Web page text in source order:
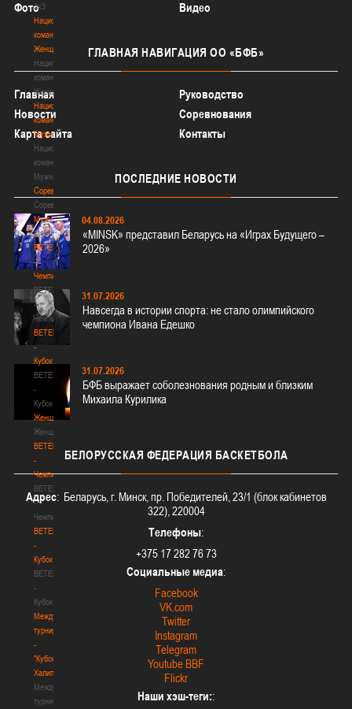
3х3
Национальная
команда.
Женщины
Национальная
команда.
Женщины
Национальная
команда.
Мужчины
Национальная
команда.
Мужчины
Соревнования
Соревнования
Мужчины
Мужчины
BETERA
-
Чемпионат
BETERA
-
Чемпионат
BETERA
-
Кубок
BETERA
-
Кубок
Женщины
Женщины
BETERA
-
Чемпионат
BETERA
-
Чемпионат
BETERA
-
Кубок
BETERA
-
Кубок
Международный
турнир
-
"Кубок
Халипского"
Международный
турнир
Фото Видео
ГЛАВНАЯ НАВИГАЦИЯ ОО «БФБ»
Главная
Руководство
Новости
Соревнования
Карта сайта
Контакты
ПОСЛЕДНИЕ НОВОСТИ
04.08.2026
«MINSK» представил Беларусь на «Играх Будущего –
2026»
31.07.2026
Навсегда в истории спорта: не стало олимпийского
чемпиона Ивана Едешко
31.07.2026
БФБ выражает соболезнования родным и близким
Михаила Курилика
БЕЛОРУССКАЯ ФЕДЕРАЦИЯ БАСКЕТБОЛА
Адрес: Беларусь, г. Минск, пр. Победителей, 23/1 (блок кабинетов
322), 220004
Телефоны:
+375 17 282 76 73
Социальные медиа:
Facebook
VK.com
Twitter
Instagram
Telegram
Youtube BBF
Flickr
Наши хэш-теги::